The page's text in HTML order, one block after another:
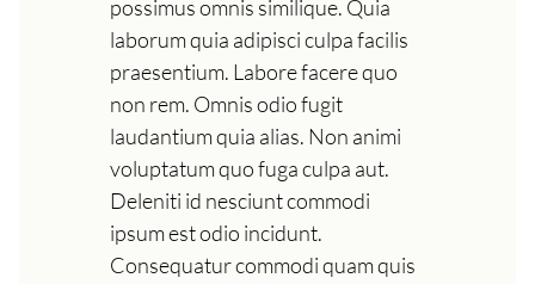
possimus omnis similique. Quia
laborum quia adipisci culpa facilis
praesentium. Labore facere quo
non rem. Omnis odio fugit
laudantium quia alias. Non animi
voluptatum quo fuga culpa aut.
Deleniti id nesciunt commodi
ipsum est odio incidunt.
Consequatur commodi quam quis